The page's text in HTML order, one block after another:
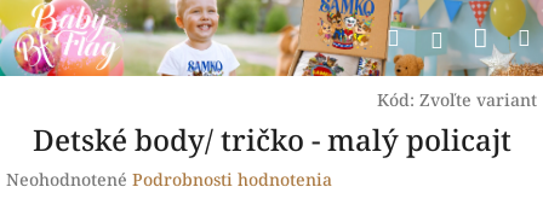
Prejsť
na
obsah
Hľadať
Kód: Zvoľte variant
Detské body/ tričko - malý policajt
Priemerné
Neohodnotené Podrobnosti hodnotenia